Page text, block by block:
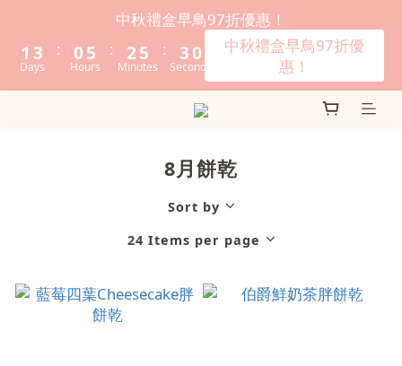
中秋禮盒早鳥97折優惠！
1
0
3
2
Days
:
05
4
Hours
:
3
2
1
6
5
4
Minutes
:
4
3
2
1
0
Seconds
中秋禮盒早鳥97折優
惠！
8月餅乾
Sort by
24 Items per page